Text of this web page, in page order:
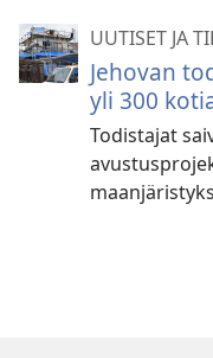
UUTISET JA
Jehovan
yli 300
Todistajat